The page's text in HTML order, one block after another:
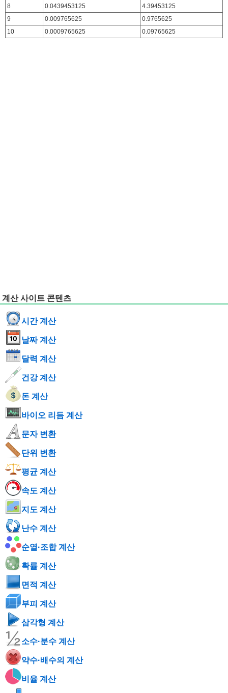
8
0.0439453125
4.39453125
9
0.009765625
0.9765625
10
0.0009765625 0.09765625
계산 사이트 콘텐츠
시간 계산
날짜 계산
달력 계산
건강 계산
돈 계산
바이오 리듬 계산
문자 변환
단위 변환
평균 계산
속도 계산
지도 계산
난수 계산
순열·조합 계산
확률 계산
면적 계산
부피 계산
삼각형 계산
소수·분수 계산
약수·배수의 계산
비율 계산